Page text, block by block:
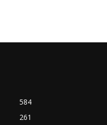
584
261